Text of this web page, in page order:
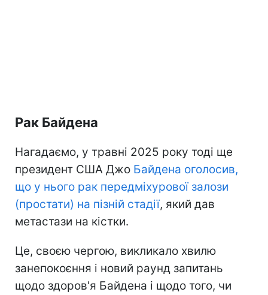
Рак Байдена
Нагадаємо, у травні 2025 року тоді ще
президент США Джо Байдена оголосив,
що у нього рак передміхурової залози
(простати) на пізній стадії, який дав
метастази на кістки.
Це, своєю чергою, викликало хвилю
занепокоєння і новий раунд запитань
щодо здоров'я Байдена і щодо того, чи